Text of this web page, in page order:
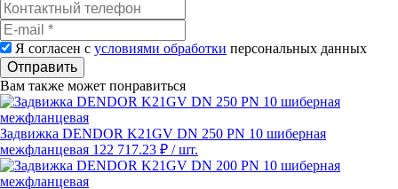
Я согласен с условиями обработки персональных данных
Отправить
Вам также может понравиться
Задвижка DENDOR K21GV DN 250 PN 10 шиберная
межфланцевая 122 717.23 ₽ / шт.